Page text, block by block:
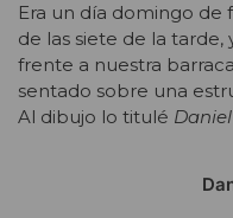
Era un día domingo de
de las siete de la
frente a nuestra
sentado sobre una
Al dibujo lo titulé